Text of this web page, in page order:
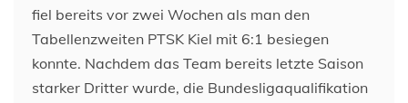
fiel bereits vor zwei Wochen als man den
Tabellenzweiten PTSK Kiel mit 6:1 besiegen
konnte. Nachdem das Team bereits letzte Saison
starker Dritter wurde, die Bundesligaqualifikation